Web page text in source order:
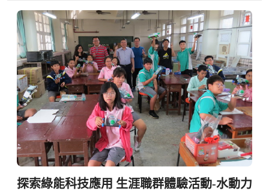
探索綠能科技應用 生涯職群體驗活動-水動力